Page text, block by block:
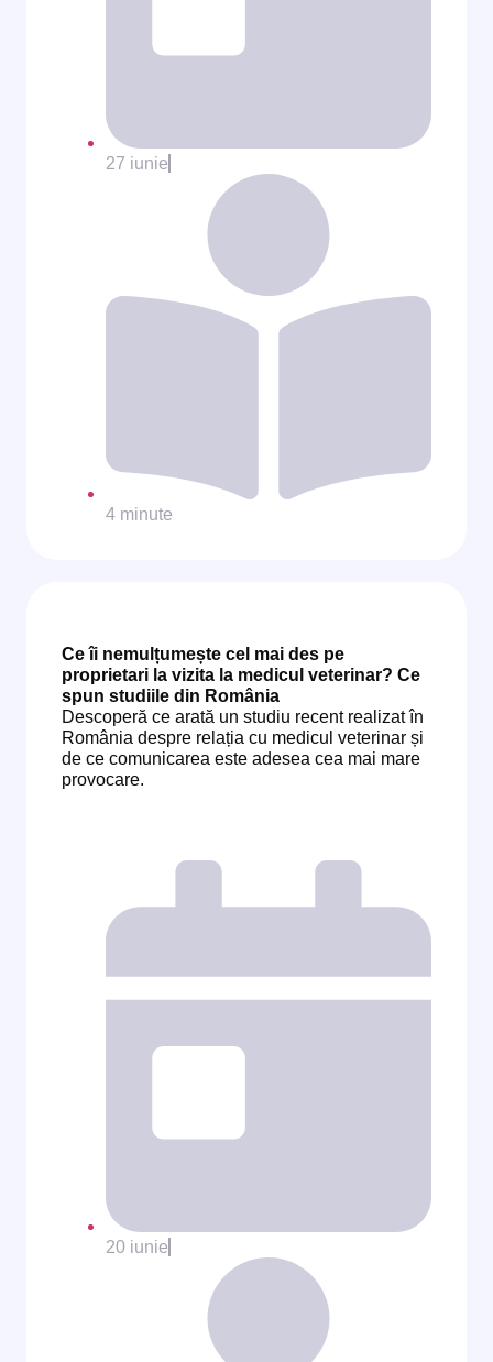
27 iunie
4 minute
Ce îi nemulțumește cel mai des pe
proprietari la vizita la medicul veterinar? Ce
spun studiile din România
Descoperă ce arată un studiu recent realizat în
România despre relația cu medicul veterinar și
de ce comunicarea este adesea cea mai mare
provocare.
20 iunie